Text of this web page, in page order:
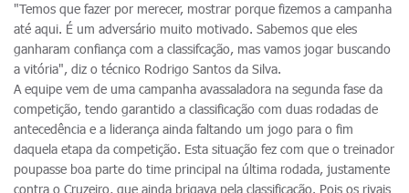
"Temos que fazer por merecer, mostrar porque fizemos a campanha
até aqui. É um adversário muito motivado. Sabemos que eles
ganharam confiança com a classifcação, mas vamos jogar buscando
a vitória", diz o técnico Rodrigo Santos da Silva.
A equipe vem de uma campanha avassaladora na segunda fase da
competição, tendo garantido a classificação com duas rodadas de
antecedência e a liderança ainda faltando um jogo para o fim
daquela etapa da competição. Esta situação fez com que o treinador
poupasse boa parte do time principal na última rodada, justamente
contra o Cruzeiro, que ainda brigava pela classificação. Pois os rivais